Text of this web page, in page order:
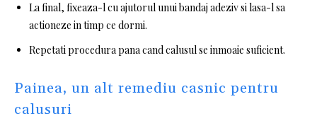
La final, fixeaza-l cu ajutorul unui bandaj adeziv si lasa-l sa
actioneze in timp ce dormi.
Repetati procedura pana cand calusul se inmoaie suficient.
Painea, un alt remediu casnic pentru
calusuri